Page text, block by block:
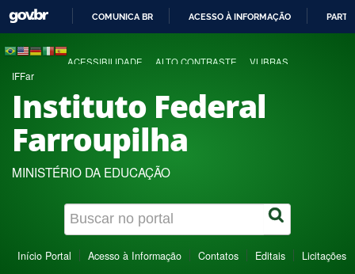
COMUNICA BR ACESSO À INFORMAÇÃO
ACESSIBILIDADE ALTO CONTRASTE VLIBRAS
IFFar
Instituto Federal
Farroupilha
MINISTÉRIO DA EDUCAÇÃO
Início Portal Acesso à Informação Contatos Editais Licitações